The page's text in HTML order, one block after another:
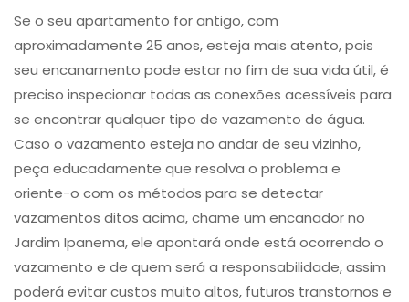
Se o seu apartamento for antigo, com
aproximadamente 25 anos, esteja mais atento, pois
seu encanamento pode estar no fim de sua vida útil, é
preciso inspecionar todas as conexões acessíveis para
se encontrar qualquer tipo de vazamento de água.
Caso o vazamento esteja no andar de seu vizinho,
peça educadamente que resolva o problema e
oriente-o com os métodos para se detectar
vazamentos ditos acima, chame um encanador no
Jardim Ipanema, ele apontará onde está ocorrendo o
vazamento e de quem será a responsabilidade, assim
poderá evitar custos muito altos, futuros transtornos e